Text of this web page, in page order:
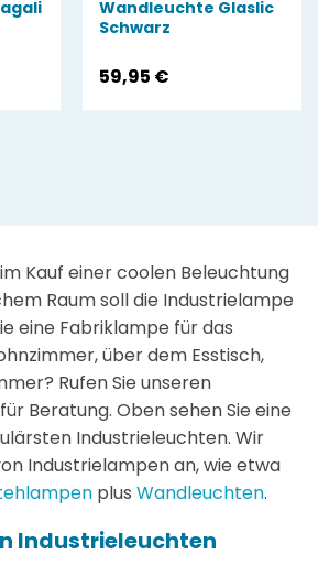
Wandleuchte Glaslic
Schwarz
59,95 €
Kauf einer coolen Beleuchtung
Raum soll die Industrielampe
eine Fabriklampe für das
über dem Esstisch,
Rufen Sie unseren
Beratung. Oben sehen Sie eine
Industrieleuchten. Wir
Industrielampen an, wie etwa
plus Wandleuchten.
Industrieleuchten